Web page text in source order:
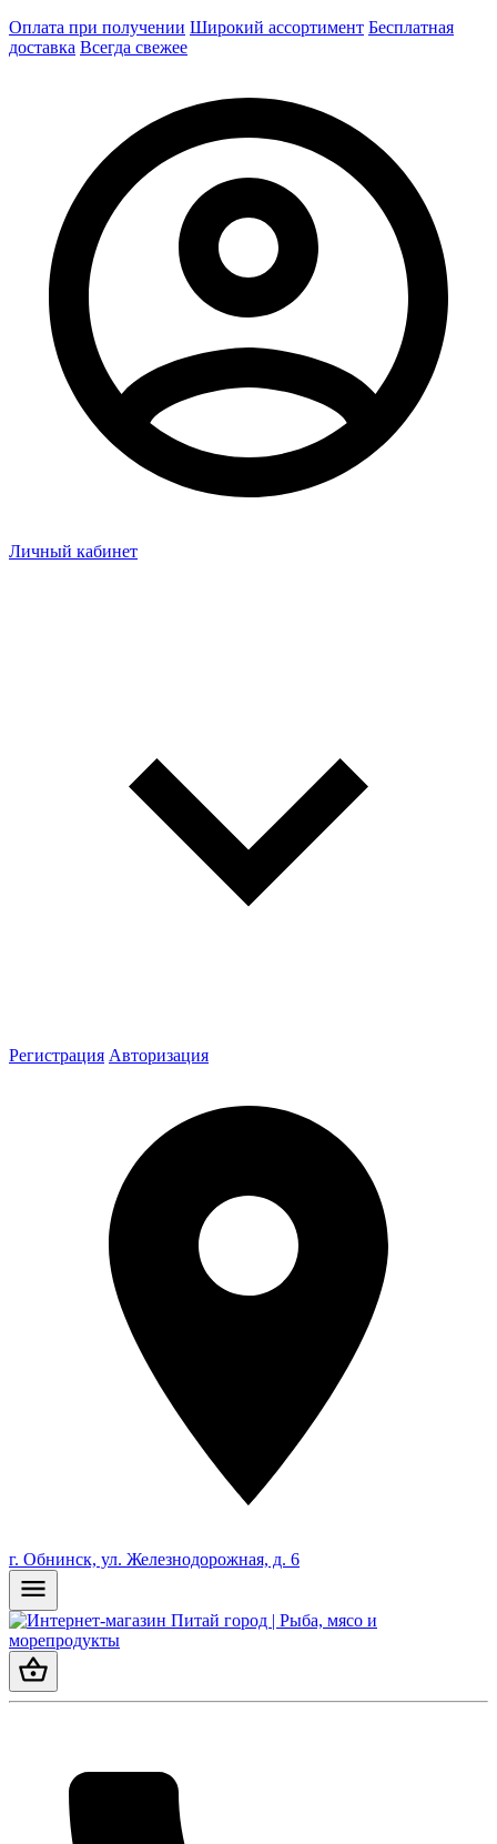
Оплата при получении Широкий ассортимент Бесплатная
доставка Всегда свежее
Личный кабинет
Регистрация Авторизация
г. Обнинск, ул. Железнодорожная, д. 6